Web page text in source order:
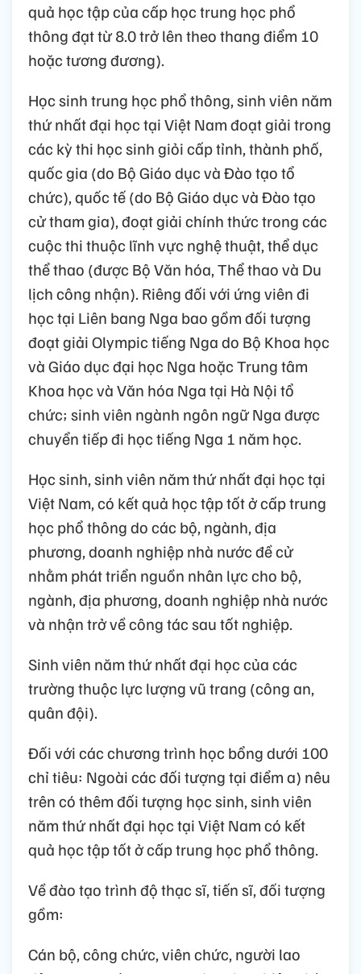
quả học tập của cấp học trung học phổ
thông đạt từ 8.0 trở lên theo thang điểm 10
hoặc tương đương).
Học sinh trung học phổ thông, sinh viên năm
thứ nhất đại học tại Việt Nam đoạt giải trong
các kỳ thi học sinh giỏi cấp tỉnh, thành phố,
quốc gia (do Bộ Giáo dục và Đào tạo tổ
chức), quốc tế (do Bộ Giáo dục và Đào tạo
cử tham gia), đoạt giải chính thức trong các
cuộc thi thuộc lĩnh vực nghệ thuật, thể dục
thể thao (được Bộ Văn hóa, Thể thao và Du
lịch công nhận). Riêng đối với ứng viên đi
học tại Liên bang Nga bao gồm đối tượng
đoạt giải Olympic tiếng Nga do Bộ Khoa học
và Giáo dục đại học Nga hoặc Trung tâm
Khoa học và Văn hóa Nga tại Hà Nội tổ
chức; sinh viên ngành ngôn ngữ Nga được
chuyển tiếp đi học tiếng Nga 1 năm học.
Học sinh, sinh viên năm thứ nhất đại học tại
Việt Nam, có kết quả học tập tốt ở cấp trung
học phổ thông do các bộ, ngành, địa
phương, doanh nghiệp nhà nước đề cử
nhằm phát triển nguồn nhân lực cho bộ,
ngành, địa phương, doanh nghiệp nhà nước
và nhận trở về công tác sau tốt nghiệp.
Sinh viên năm thứ nhất đại học của các
trường thuộc lực lượng vũ trang (công an,
quân đội).
Đối với các chương trình học bổng dưới 100
chỉ tiêu: Ngoài các đối tượng tại điểm a) nêu
trên có thêm đối tượng học sinh, sinh viên
năm thứ nhất đại học tại Việt Nam có kết
quả học tập tốt ở cấp trung học phổ thông.
Về đào tạo trình độ thạc sĩ, tiến sĩ, đối tượng
gồm:
Cán bộ, công chức, viên chức, người lao